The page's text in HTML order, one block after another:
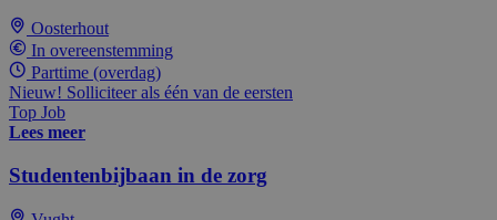
Oosterhout
In overeenstemming
Parttime (overdag)
Nieuw! Solliciteer als één van de eersten
Top Job
Lees meer
Studentenbijbaan in de zorg